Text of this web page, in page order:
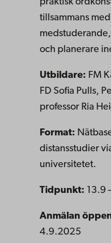
praktisk
tillsammans
och planerare
Utbildare: FM
FD Sofia Pulls,
professor Ria
Format:
distansstudier
universitetet.
Tidpunkt: 13.9
Anmälan
4.9.2025